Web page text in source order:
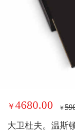
￥4680.00 ￥
大卫杜夫。温斯